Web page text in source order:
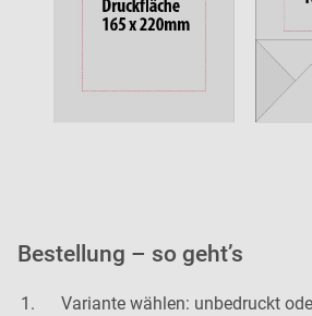
Bestellung – so geht’s
Variante wählen: unbedruckt